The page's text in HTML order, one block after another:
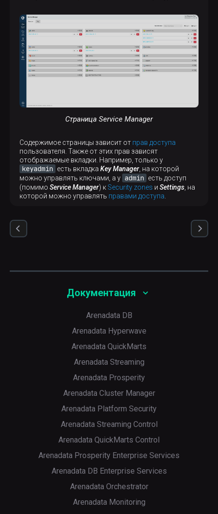
Страница Service Manager
Содержимое страницы зависит от прав доступа
пользователя. Также от этих прав зависят
отображаемые вкладки. Например, только у
keyadmin есть вкладка Key Manager, на которой
можно управлять ключами, а у admin есть доступ
(помимо Service Manager) к Security zones и Settings, на
которой можно управлять правами доступа.
Документация
Arenadata DB
Arenadata Hyperwave
Arenadata QuickMarts
Arenadata Streaming
Arenadata Prosperity
Arenadata Cluster Manager
Arenadata Platform Security
Arenadata Streaming Control
Arenadata QuickMarts Control
Arenadata Prosperity Enterprise Services
Arenadata DB Enterprise Services
Arenadata Orchestrator
Arenadata Monitoring